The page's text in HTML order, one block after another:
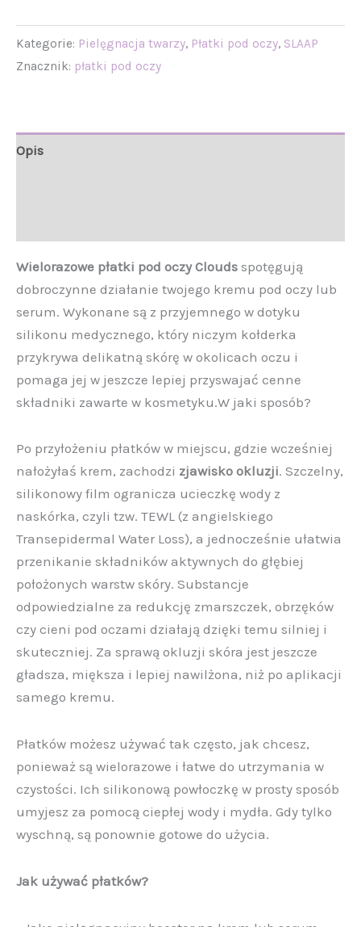
Kategorie: Pielęgnacja twarzy, Płatki pod oczy, SLAAP
Znacznik: płatki pod oczy
Opis
Wielorazowe płatki pod oczy Clouds spotęgują
dobroczynne działanie twojego kremu pod oczy lub
serum. Wykonane są z przyjemnego w dotyku
silikonu medycznego, który niczym kołderka
przykrywa delikatną skórę w okolicach oczu i
pomaga jej w jeszcze lepiej przyswajać cenne
składniki zawarte w kosmetyku.W jaki sposób?
Po przyłożeniu płatków w miejscu, gdzie wcześniej
nałożyłaś krem, zachodzi zjawisko okluzji. Szczelny,
silikonowy film ogranicza ucieczkę wody z
naskórka, czyli tzw. TEWL (z angielskiego
Transepidermal Water Loss), a jednocześnie ułatwia
przenikanie składników aktywnych do głębiej
położonych warstw skóry. Substancje
odpowiedzialne za redukcję zmarszczek, obrzęków
czy cieni pod oczami działają dzięki temu silniej i
skuteczniej. Za sprawą okluzji skóra jest jeszcze
gładsza, miększa i lepiej nawilżona, niż po aplikacji
samego kremu.
Płatków możesz używać tak często, jak chcesz,
ponieważ są wielorazowe i łatwe do utrzymania w
czystości. Ich silikonową powłoczkę w prosty sposób
umyjesz za pomocą ciepłej wody i mydła. Gdy tylko
wyschną, są ponownie gotowe do użycia.
Jak używać płatków?